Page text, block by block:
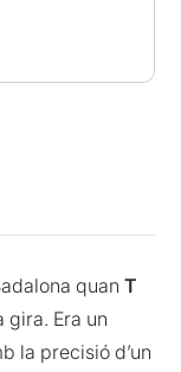
quanT
Era un
la precisió d’un